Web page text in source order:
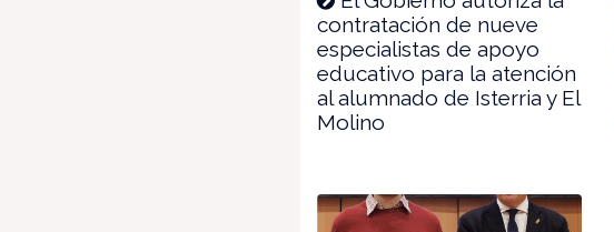
contratación de nueve
especialistas de apoyo
educativo para la atención
al alumnado de Isterria y El
Molino